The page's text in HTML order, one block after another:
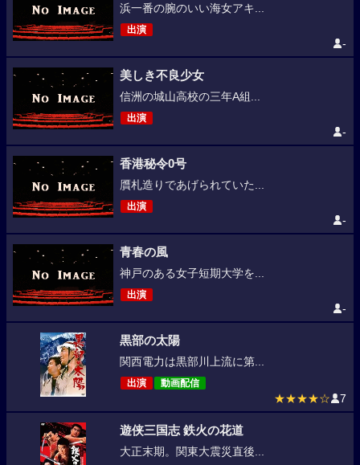
浜一番の腕のいい海女アキ...
出演
-
美しき不良少女
信洲の城山高校の三年A組...
出演
-
香港秘令0号
贋札造りであげられていた...
出演
-
青春の風
神戸のある女子短期大学を...
出演
-
黒部の太陽
関西電力は黒部川上流に第...
出演 動画配信
★★★★☆ 7
遊侠三国志 鉄火の花道
大正末期。関東大震災直後...